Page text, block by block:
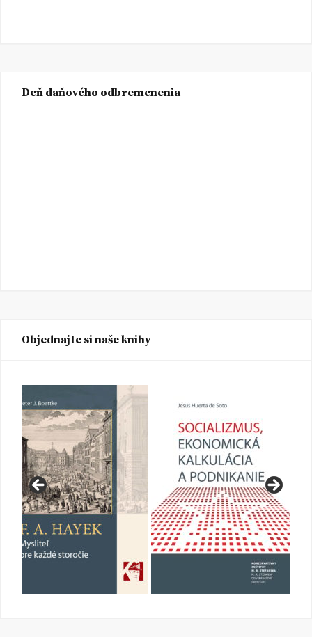
Deň daňového odbremenenia
Objednajte si naše knihy